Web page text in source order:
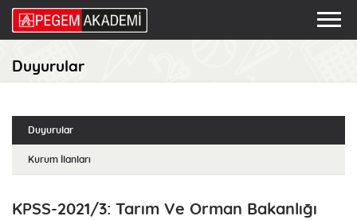
Duyurular
Duyurular
Kurum İlanları
KPSS-2021/3: Tarım Ve Orman Bakanlığı